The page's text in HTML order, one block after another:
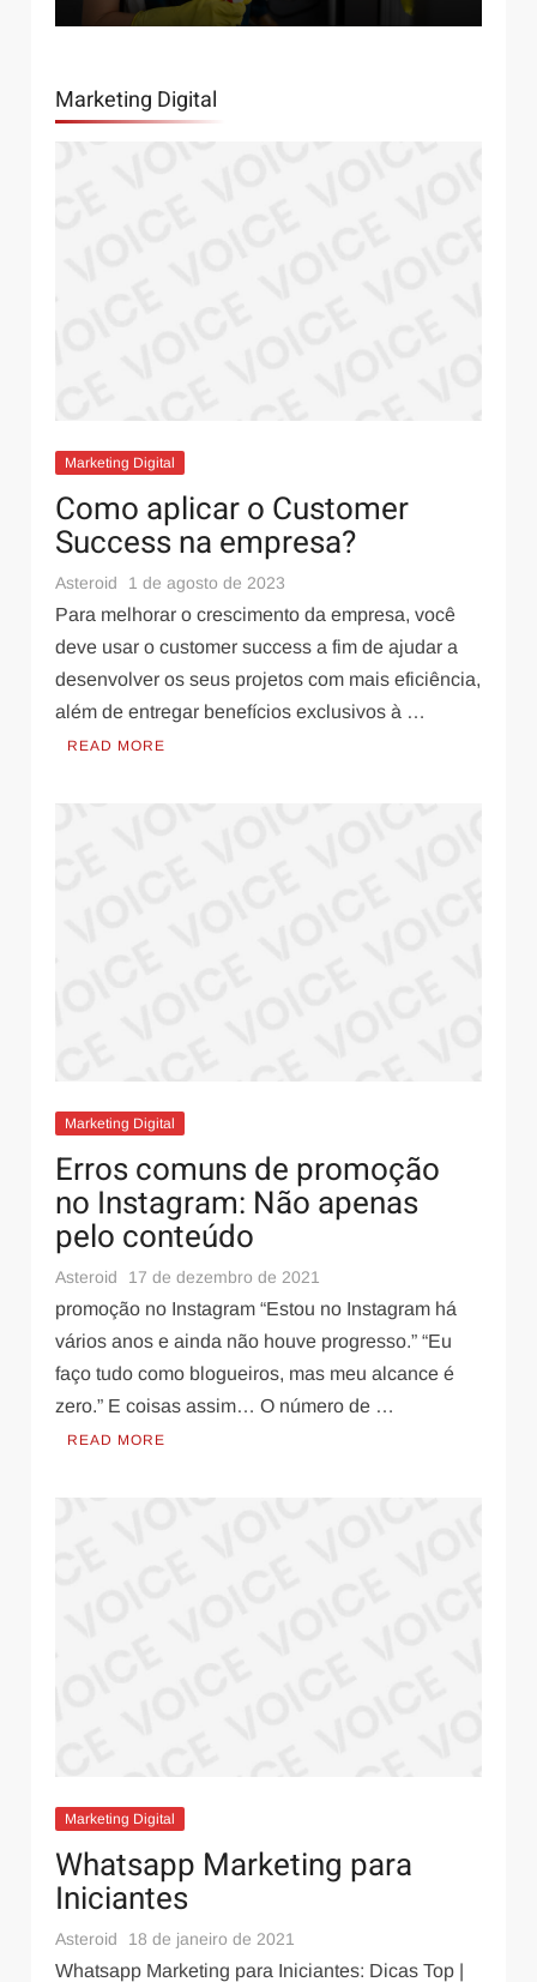
9 de abril de 2022
Quais as 2 vitaminas excelentes para saúde
óssea e cardiovascular
Saúde e Bem-Estar 31 de março de 2022
Conheça as maravilhas da Luteína no combate
ao envelhecimento
É possível um Mesomorfo ser magro?
Marketing Digital
Marketing Digital
Como aplicar o Customer
Success na empresa?
Asteroid 1 de agosto de 2023
Para melhorar o crescimento da empresa, você
deve usar o customer success a fim de ajudar a
desenvolver os seus projetos com mais eficiência,
além de entregar benefícios exclusivos à …
READ MORE
Marketing Digital
Erros comuns de promoção
no Instagram: Não apenas
pelo conteúdo
Asteroid 17 de dezembro de 2021
promoção no Instagram “Estou no Instagram há
vários anos e ainda não houve progresso.” “Eu
faço tudo como blogueiros, mas meu alcance é
zero.” E coisas assim… O número de …
READ MORE
Marketing Digital
Whatsapp Marketing para
Iniciantes
Asteroid 18 de janeiro de 2021
Whatsapp Marketing para Iniciantes: Dicas Top |